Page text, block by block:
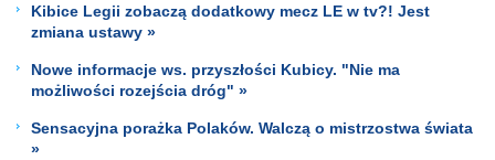
Kibice Legii zobaczą dodatkowy mecz LE w tv?! Jest
zmiana ustawy »
Nowe informacje ws. przyszłości Kubicy. "Nie ma
możliwości rozejścia dróg" »
Sensacyjna porażka Polaków. Walczą o mistrzostwa świata
»